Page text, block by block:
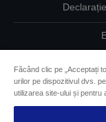
Făcând clic pe „Acceptați
urilor pe dispozitivul dvs.
utilizarea site-ului și pentru